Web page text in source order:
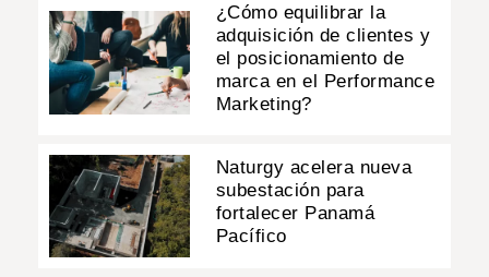
¿Cómo equilibrar la
adquisición de clientes y
el posicionamiento de
marca en el Performance
Marketing?
Naturgy acelera nueva
subestación para
fortalecer Panamá
Pacífico